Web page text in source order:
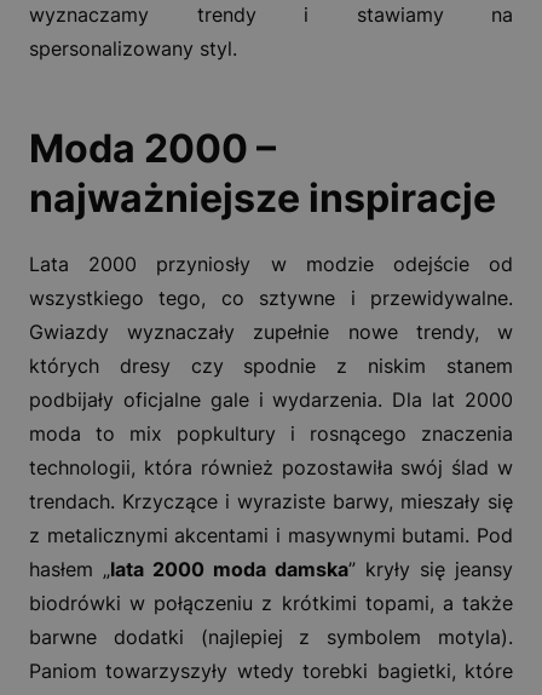
wyznaczamy trendy i stawiamy na
spersonalizowany styl.
Moda 2000 –
najważniejsze inspiracje
Lata 2000 przyniosły w modzie odejście od
wszystkiego tego, co sztywne i przewidywalne.
Gwiazdy wyznaczały zupełnie nowe trendy, w
których dresy czy spodnie z niskim stanem
podbijały oficjalne gale i wydarzenia. Dla lat 2000
moda to mix popkultury i rosnącego znaczenia
technologii, która również pozostawiła swój ślad w
trendach. Krzyczące i wyraziste barwy, mieszały się
z metalicznymi akcentami i masywnymi butami. Pod
hasłem „lata 2000 moda damska” kryły się jeansy
biodrówki w połączeniu z krótkimi topami, a także
barwne dodatki (najlepiej z symbolem motyla).
Paniom towarzyszyły wtedy torebki bagietki, które